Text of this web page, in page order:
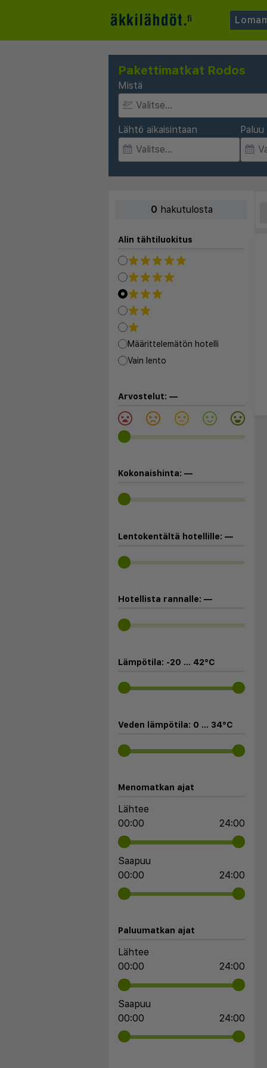
Pakettimatkat Rodos
Mistä
Lähtö aikaisintaan
0 hakutulosta
Alin tähtiluokitus
Määrittelemätön hotelli
Vain lento
Arvostelut: —
Kokonaishinta: —
Lentokentältä hotellille: —
Hotellista rannalle: —
Lämpötila: -20 ... 42°C
Veden lämpötila: 0 ... 34°C
Menomatkan ajat
Lähtee
00:00
24:00
Saapuu
00:00
24:00
Paluumatkan ajat
Lähtee
00:00
24:00
Saapuu
00:00
24:00